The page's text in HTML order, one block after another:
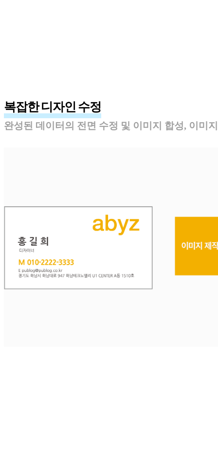
복잡한 디자인 수정
완성된 데이터의 전면 수정 및 이미지 합성, 이미